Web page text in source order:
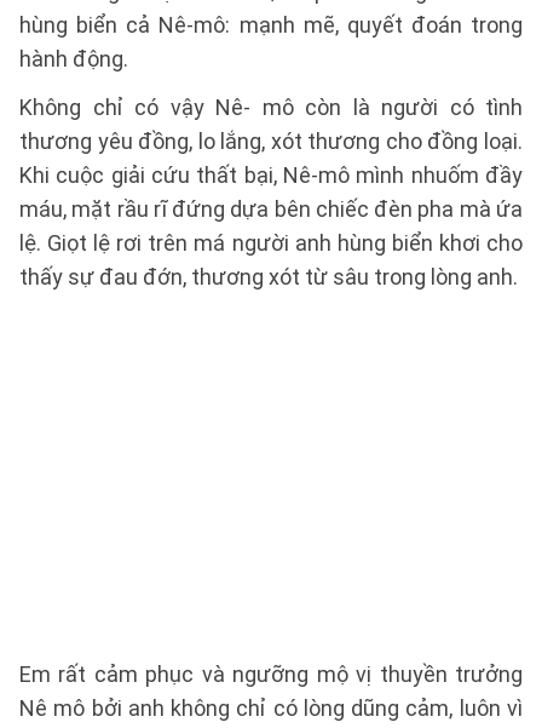
hùng biển cả Nê-mô: mạnh mẽ, quyết đoán trong
hành động.
Không chỉ có vậy Nê- mô còn là người có tình
thương yêu đồng, lo lắng, xót thương cho đồng loại.
Khi cuộc giải cứu thất bại, Nê-mô mình nhuốm đầy
máu, mặt rầu rĩ đứng dựa bên chiếc đèn pha mà ứa
lệ. Giọt lệ rơi trên má người anh hùng biển khơi cho
thấy sự đau đớn, thương xót từ sâu trong lòng anh.
Em rất cảm phục và ngưỡng mộ vị thuyền trưởng
Nê mô bởi anh không chỉ có lòng dũng cảm, luôn vì